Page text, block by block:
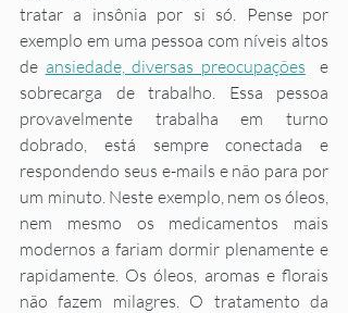
tratar a insônia por si só. Pense por
exemplo em uma pessoa com níveis altos
de ansiedade, diversas preocupações
  e
sobrecarga de trabalho. Essa pessoa
provavelmente trabalha em turno
dobrado, está sempre conectada e
respondendo seus e-mails e não para por
um minuto. Neste exemplo, nem os óleos,
nem mesmo os medicamentos mais
modernos a fariam dormir plenamente e
rapidamente. Os óleos, aromas e florais
não fazem milagres. O tratamento da